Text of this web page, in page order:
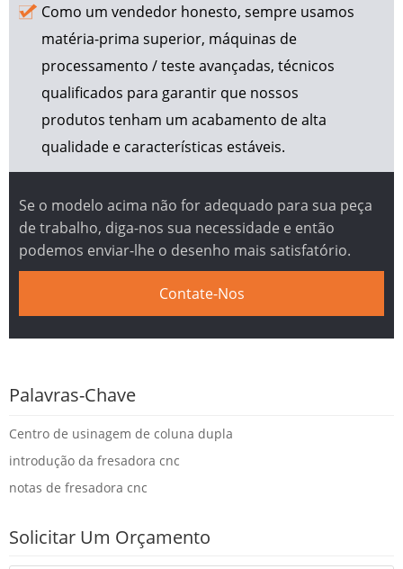
Como um vendedor honesto, sempre usamos
matéria-prima superior, máquinas de
processamento / teste avançadas, técnicos
qualificados para garantir que nossos
produtos tenham um acabamento de alta
qualidade e características estáveis.
Se o modelo acima não for adequado para sua peça
de trabalho, diga-nos sua necessidade e então
podemos enviar-lhe o desenho mais satisfatório.
Contate-Nos
Palavras-Chave
Centro de usinagem de coluna dupla
introdução da fresadora cnc
notas de fresadora cnc
Solicitar Um Orçamento